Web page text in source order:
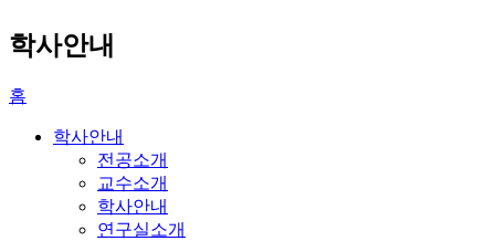
학사안내
홈
학사안내
전공소개
교수소개
학사안내
연구실소개